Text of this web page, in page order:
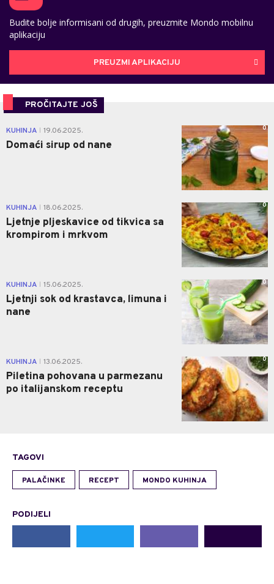
Budite bolje informisani od drugih, preuzmite Mondo mobilnu
aplikaciju
PREUZMI APLIKACIJU
PROČITAJTE JOŠ
KUHINJA 19.06.2025.
Domaći sirup od nane
0
KUHINJA 18.06.2025.
Ljetnje pljeskavice od tikvica sa
krompirom i mrkvom
0
KUHINJA 15.06.2025.
Ljetnji sok od krastavca, limuna i
nane
0
KUHINJA 13.06.2025.
Piletina pohovana u parmezanu
po italijanskom receptu
0
TAGOVI
PALAČINKE RECEPT MONDO KUHINJA
PODIJELI